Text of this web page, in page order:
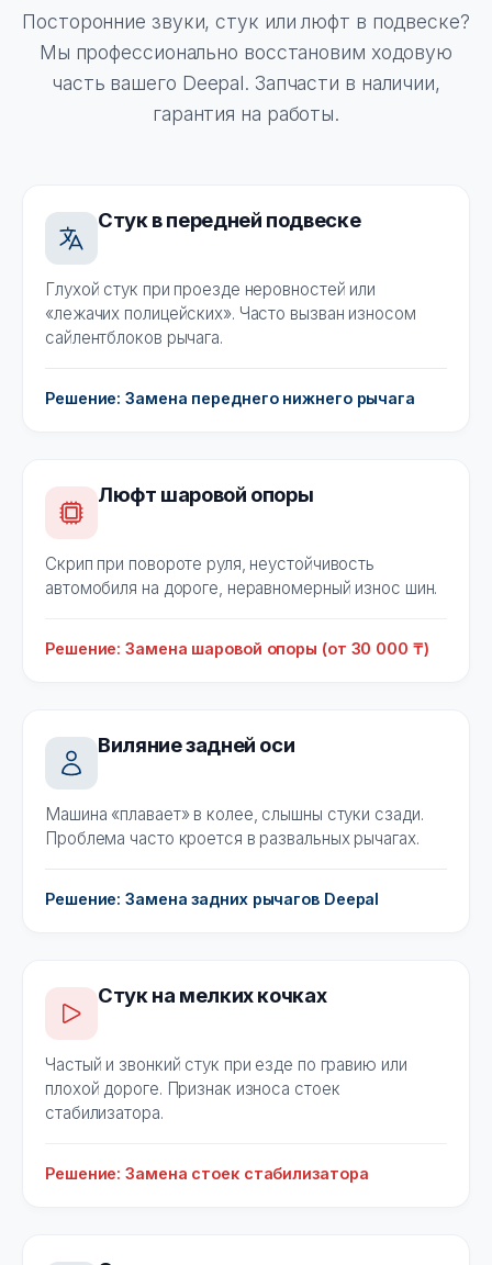
Посторонние звуки, стук или люфт в подвеске?
Мы профессионально восстановим ходовую
часть вашего Deepal. Запчасти в наличии,
гарантия на работы.
Стук в передней подвеске
Глухой стук при проезде неровностей или
«лежачих полицейских». Часто вызван износом
сайлентблоков рычага.
Решение: Замена переднего нижнего рычага
Люфт шаровой опоры
Скрип при повороте руля, неустойчивость
автомобиля на дороге, неравномерный износ шин.
Решение: Замена шаровой опоры (от 30 000 ₸)
Виляние задней оси
Машина «плавает» в колее, слышны стуки сзади.
Проблема часто кроется в развальных рычагах.
Решение: Замена задних рычагов Deepal
Стук на мелких кочках
Частый и звонкий стук при езде по гравию или
плохой дороге. Признак износа стоек
стабилизатора.
Решение: Замена стоек стабилизатора